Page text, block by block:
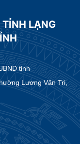
LẠNG
tỉnh
Lương Văn Tri,